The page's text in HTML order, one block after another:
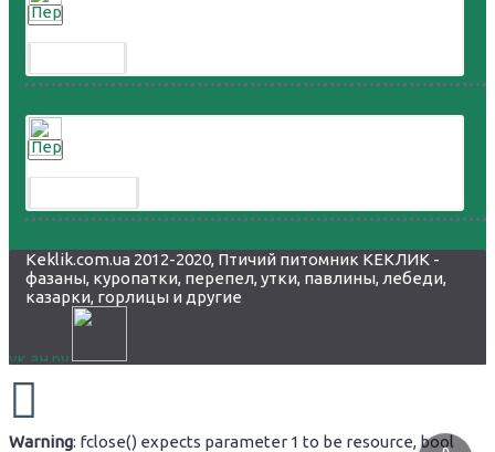
Keklik.com.ua 2012-2020, Птичий питомник КЕКЛИК -
фазаны, куропатки, перепел, утки, павлины, лебеди,
казарки, горлицы и другие
Warning: fclose() expects parameter 1 to be resource, bool